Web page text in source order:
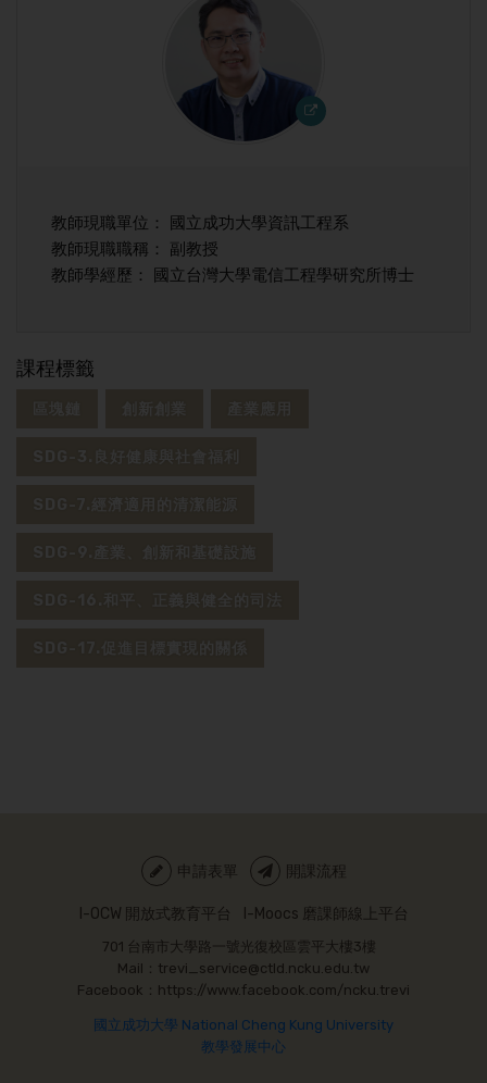
教師現職單位： 國立成功大學資訊工程系
教師現職職稱： 副教授
教師學經歷： 國立台灣大學電信工程學研究所博士
課程標籤
創新創業 產業應用
SDG-3.良好健康與社會福利
SDG-9.產業、創新和基礎設施
申請表單 開課流程
I-OCW 開放式教育平台 I-Moocs 磨課師線上平台
701 台南市大學路一號光復校區雲平大樓3樓
Mail：trevi_service@ctld.ncku.edu.tw
Facebook：https://www.facebook.com/ncku.trevi
國立成功大學 National Cheng Kung University
教學發展中心